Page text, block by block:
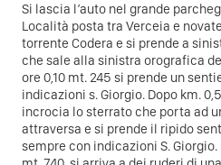
Si lascia l’auto nel grande
Località posta tra Verceia e
torrente Codera e si prende a
che sale alla sinistra orografica
ore 0,10 mt. 245 si prende un
indicazioni s. Giorgio. Dopo km.
incrocia lo sterrato che porta ad
attraversa e si prende il ripido
sempre con indicazioni S. Giorgio.